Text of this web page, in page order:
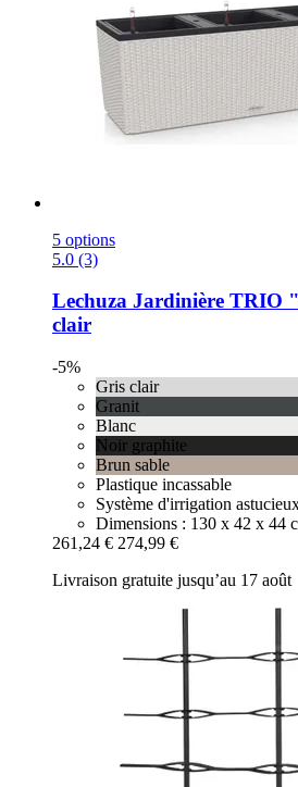
5 options
5.0 (3)
Lechuza Jardinière TRIO
clair
-5%
Gris clair
Granit
Blanc
Noir graphite
Brun sable
Plastique incassable
Système d'irrigation
Dimensions : 130 x 42 x 44
261,24 € 274,99 €
Livraison gratuite jusqu’au 17 août